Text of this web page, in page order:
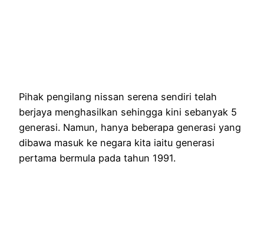
Pihak pengilang nissan serena sendiri telah
berjaya menghasilkan sehingga kini sebanyak 5
generasi. Namun, hanya beberapa generasi yang
dibawa masuk ke negara kita iaitu generasi
pertama bermula pada tahun 1991.